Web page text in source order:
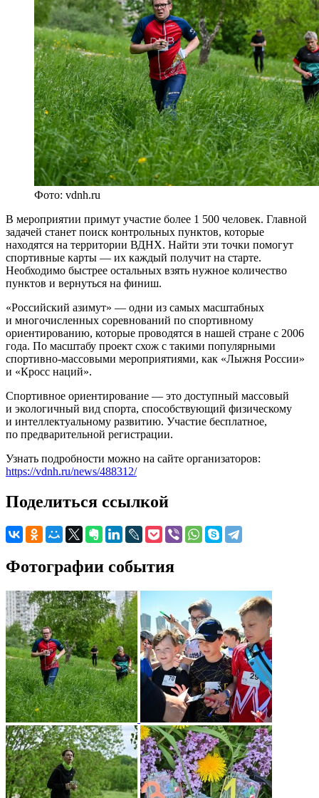
Фото: vdnh.ru
В мероприятии примут участие более 1 500 человек. Главной
задачей станет поиск контрольных пунктов, которые
находятся на территории ВДНХ. Найти эти точки помогут
спортивные карты — их каждый получит на старте.
Необходимо быстрее остальных взять нужное количество
пунктов и вернуться на финиш.
«Российский азимут» ― одни из самых масштабных
и многочисленных соревнований по спортивному
ориентированию, которые проводятся в нашей стране с 2006
года. По масштабу проект схож с такими популярными
спортивно-массовыми мероприятиями, как «Лыжня России»
и «Кросс наций».
Спортивное ориентирование ― это доступный массовый
и экологичный вид спорта, способствующий физическому
и интеллектуальному развитию. Участие бесплатное,
по предварительной регистрации.
Узнать подробности можно на сайте организаторов:
https://vdnh.ru/news/488312/
Поделиться ссылкой
Фотографии события